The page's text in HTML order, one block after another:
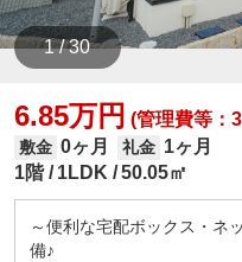
1 / 30
6.85万円 (管理費等：
敷金 0ヶ月 礼金 1ヶ月
1階
1LDK 50.05㎡
～便利な宅配ボックス・
備♪